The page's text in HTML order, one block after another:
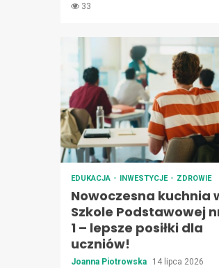
33
EDUKACJA INWESTYCJE ZDROWIE
Nowoczesna kuchnia
Szkole Podstawowej
1 – lepsze posiłki dla
uczniów!
Joanna Piotrowska
14 lipca 2026